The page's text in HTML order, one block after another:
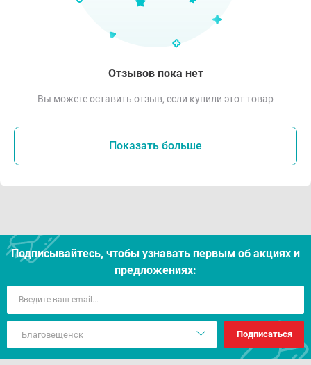
Отзывов пока нет
Вы можете оставить отзыв, если купили этот товар
Показать больше
Подписывайтесь, чтобы узнавать первым об акцияx и
предложениях:
Подписаться